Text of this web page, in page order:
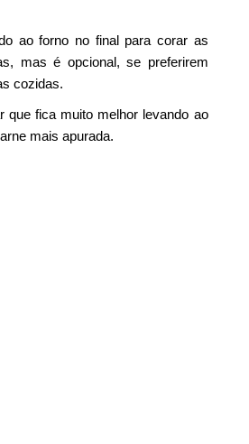
ao forno no final para corar as
mas é opcional, se preferirem
cozidas.
que fica muito melhor levando ao
mais apurada.